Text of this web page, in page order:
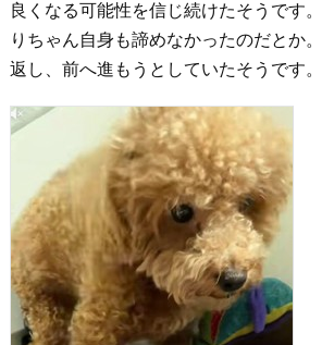
良くなる可能性を信じ続けたそうです
りちゃん自身も諦めなかったのだとか
返し、前へ進もうとしていたそうです。